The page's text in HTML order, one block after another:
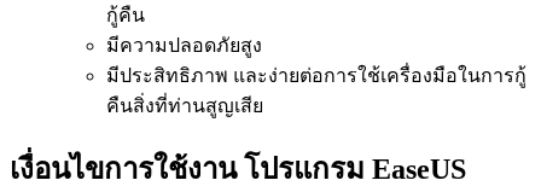
กู้คืน
มีความปลอดภัยสูง
มีประสิทธิภาพ และง่ายต่อการใช้เครื่องมือในการกู้
คืนสิ่งที่ท่านสูญเสีย
เงื่อนไขการใช้งาน โปรแกรม EaseUS